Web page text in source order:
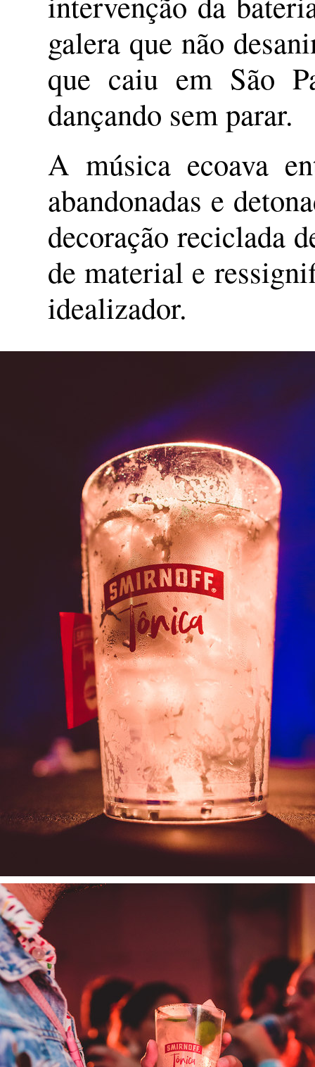
galera que não
que caiu em São
dançando sem parar.
A música ecoava
abandonadas e
decoração reciclada
de material e
idealizador.